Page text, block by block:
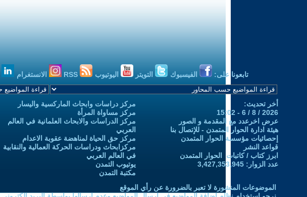
تابعونا على: الفيسبوك التويتر اليوتيوب الانستغرام
أخر تحديث:
2026 / 8 / 6 - 15:02
عرض اخرعدد مع المقدمة و الصور
هيئة ادارة الحوار المتمدن - للإتصال بنا
إحصائيات مؤسسة الحوار المتمدن
قواعد النشر
ابرز كتاب / كاتبات الحوار المتمدن
عدد الزوار: 3,427,353,945
مركز دراسات وابحاث الماركسية واليسار
مركز مساواة المرأة
مركز الدراسات والابحاث العلمانية في العالم
العربي
مركز حق الحياة لمناهضة عقوبة الاعدام
مركزابحاث ودراسات الحركة العمالية والنقابية
في العالم العربي
يوتيوب التمدن
مكتبة التمدن
الموضوعات المنشورة لا تعبر بالضرورة عن رأي الموقع